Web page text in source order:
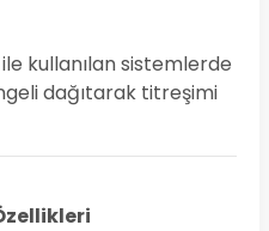
kullanılan sistemlerde
dağıtarak titreşimi